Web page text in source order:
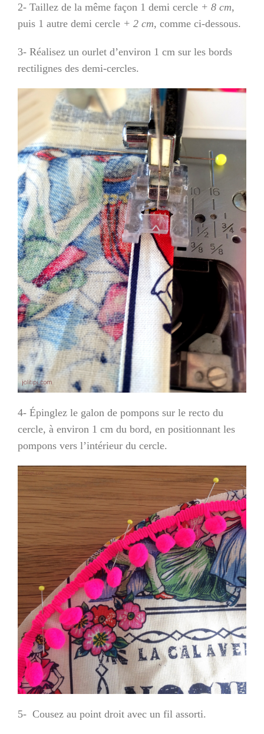
2- Taillez de la même façon 1 demi cercle + 8 cm,
puis 1 autre demi cercle + 2 cm, comme ci-dessous.
3- Réalisez un ourlet d’environ 1 cm sur les bords
rectilignes des demi-cercles.
4- Épinglez le galon de pompons sur le recto du
cercle, à environ 1 cm du bord, en positionnant les
pompons vers l’intérieur du cercle.
5- Cousez au point droit avec un fil assorti.